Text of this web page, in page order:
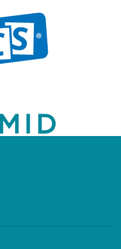
き、よくわかる事
した。とてもよく
専門家だけでな